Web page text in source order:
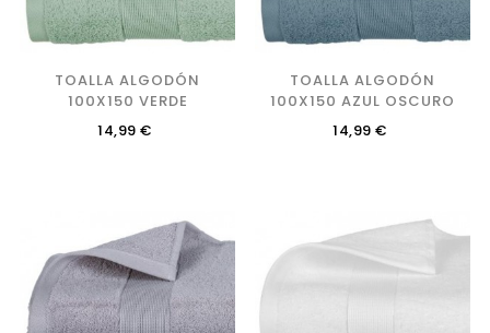
TOALLA ALGODÓN
100X150 VERDE
Precio
14,99 €
TOALLA ALGODÓN
100X150 AZUL OSCURO
Precio
14,99 €